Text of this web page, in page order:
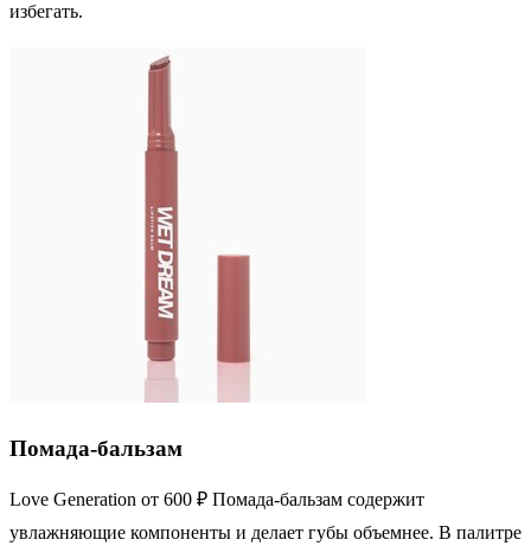
избегать.
Помада-бальзам
Love Generation от 600 ₽ Помада-бальзам содержит
увлажняющие компоненты и делает губы объемнее. В палитре